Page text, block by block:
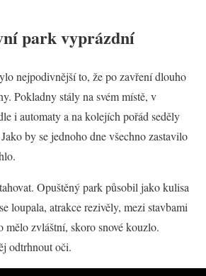
park vyprázdní
nejpodivnější to, že po zavření dlouho
Pokladny stály na svém místě, v
i automaty a na kolejích pořád seděly
by se jednoho dne všechno zastavilo
Opuštěný park působil jako kulisa
loupala, atrakce rezivěly, mezi stavbami
mělo zvláštní, skoro snové kouzlo.
odtrhnout oči.